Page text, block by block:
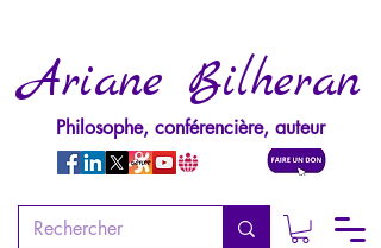
Ariane Bilheran
Philosophe, conférencière, auteur